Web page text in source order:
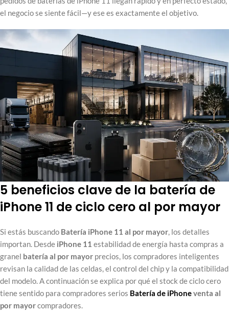
el negocio se siente fácil—y ese es exactamente el objetivo.
5 beneficios clave de la batería de
iPhone 11 de ciclo cero al por mayor
Si estás buscando Batería iPhone 11 al por mayor, los detalles
importan. Desde iPhone 11 estabilidad de energía hasta compras a
granel batería al por mayor precios, los compradores inteligentes
revisan la calidad de las celdas, el control del chip y la compatibilidad
del modelo. A continuación se explica por qué el stock de ciclo cero
tiene sentido para compradores serios Batería de iPhoneventa al
por mayorcompradores.